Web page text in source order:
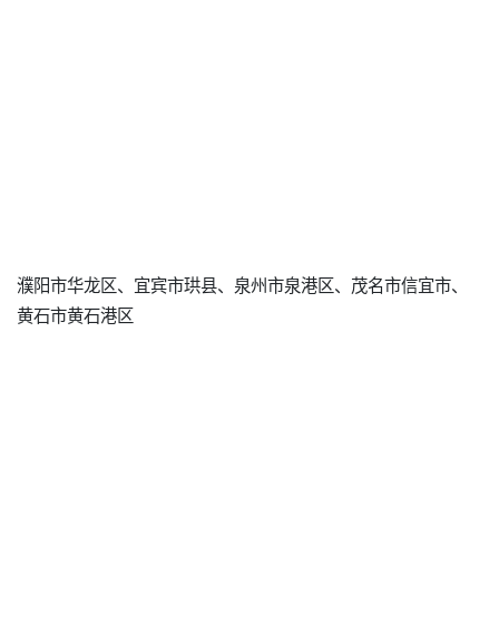
濮阳市华龙区、宜宾市珙县、泉州市泉港区、茂名市信宜市、
黄石市黄石港区